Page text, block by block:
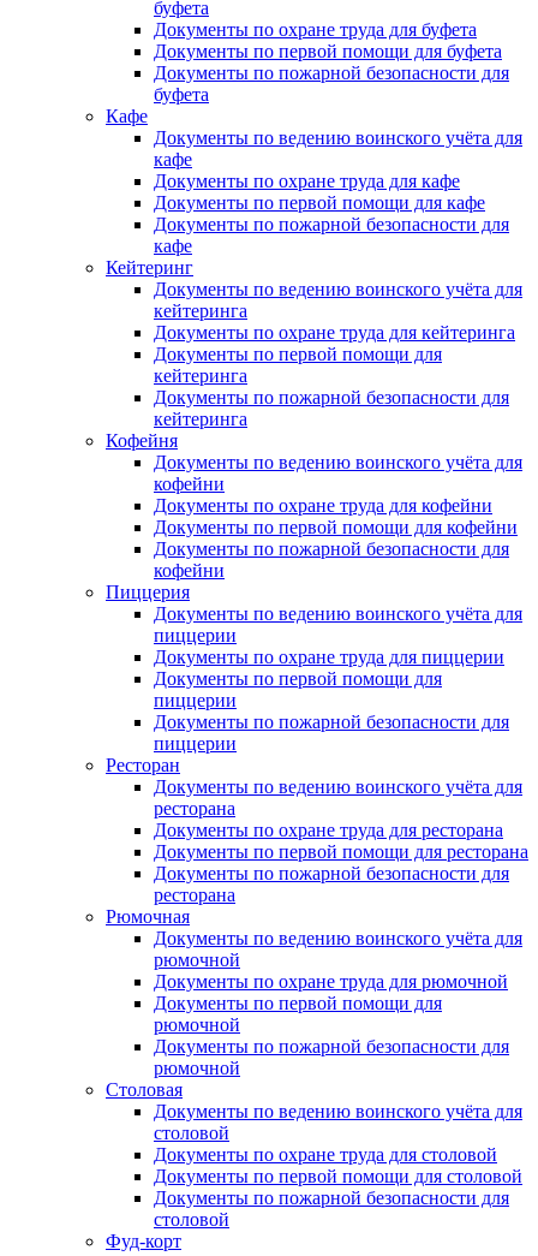
буфета
Документы по охране труда для буфета
Документы по первой помощи для буфета
Документы по пожарной безопасности для
буфета
Кафе
Документы по ведению воинского учёта для
кафе
Документы по охране труда для кафе
Документы по первой помощи для кафе
Документы по пожарной безопасности для
кафе
Кейтеринг
Документы по ведению воинского учёта для
кейтеринга
Документы по охране труда для кейтеринга
Документы по первой помощи для
кейтеринга
Документы по пожарной безопасности для
кейтеринга
Кофейня
Документы по ведению воинского учёта для
кофейни
Документы по охране труда для кофейни
Документы по первой помощи для кофейни
Документы по пожарной безопасности для
кофейни
Пиццерия
Документы по ведению воинского учёта для
пиццерии
Документы по охране труда для пиццерии
Документы по первой помощи для
пиццерии
Документы по пожарной безопасности для
пиццерии
Ресторан
Документы по ведению воинского учёта для
ресторана
Документы по охране труда для ресторана
Документы по первой помощи для ресторана
Документы по пожарной безопасности для
ресторана
Рюмочная
Документы по ведению воинского учёта для
рюмочной
Документы по охране труда для рюмочной
Документы по первой помощи для
рюмочной
Документы по пожарной безопасности для
рюмочной
Столовая
Документы по ведению воинского учёта для
столовой
Документы по охране труда для столовой
Документы по первой помощи для столовой
Документы по пожарной безопасности для
столовой
Фуд-корт